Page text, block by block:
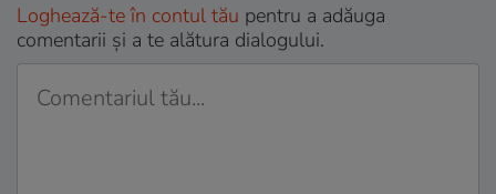
Loghează-te în contul tău pentru a adăuga
comentarii și a te alătura dialogului.